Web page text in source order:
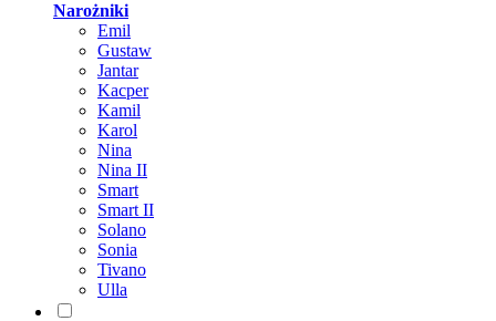
Narożniki
Emil
Gustaw
Jantar
Kacper
Kamil
Karol
Nina
Nina II
Smart
Smart II
Solano
Sonia
Tivano
Ulla